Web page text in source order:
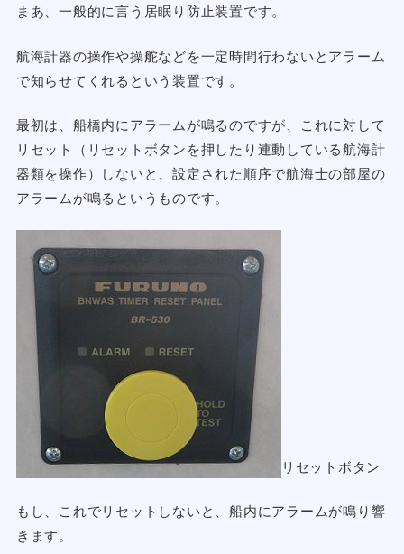
まあ、一般的に言う居眠り防止装置です。
航海計器の操作や操舵などを一定時間行わないとアラーム
で知らせてくれるという装置です。
最初は、船橋内にアラームが鳴るのですが、これに対して
リセット（リセットボタンを押したり連動している航海計
器類を操作）しないと、設定された順序で航海士の部屋の
アラームが鳴るというものです。
リセットボタン
もし、これでリセットしないと、船内にアラームが鳴り響
きます。